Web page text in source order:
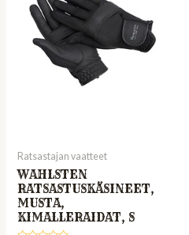
Ratsastajan vaatteet
WAHLSTEN
RATSASTUSKÄSINEET,
MUSTA,
KIMALLERAIDAT, S